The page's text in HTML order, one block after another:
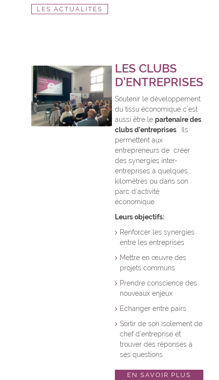
LES ACTUALITÉS
LES CLUBS
D’ENTREPRISES
Soutenir le développement
du tissu économique c’est
aussi être le partenaire des
clubs d’entreprises . Ils
permettent aux
entrepreneurs de créer
des synergies inter-
entreprises à quelques
kilomètres ou dans son
parc d’activité
économique.
Leurs objectifs:
Renforcer les synergies
entre les entreprises
Mettre en œuvre des
projets communs
Prendre conscience des
nouveaux enjeux
Echanger entre pairs
Sortir de son isolement de
chef d’entreprise et
trouver des réponses à
ses questions
EN SAVOIR PLUS